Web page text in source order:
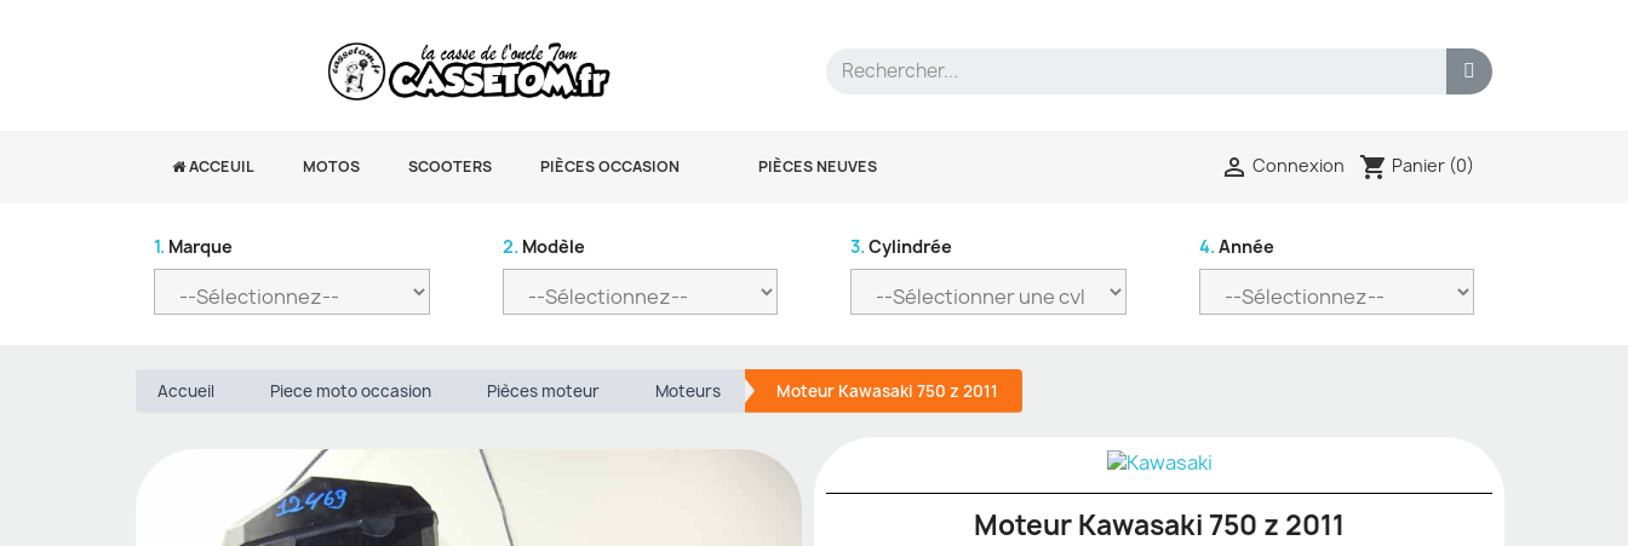
ACCEUIL MOTOS SCOOTERS PIÈCES OCCASION PIÈCES NEUVES  Connexion shopping_cart Panier (0)
1. Marque 2. Modèle 3. Cylindrée 4. Année
Accueil Piece moto occasion Pièces moteur Moteurs Moteur Kawasaki 750 z 2011
Moteur Kawasaki 750 z 2011